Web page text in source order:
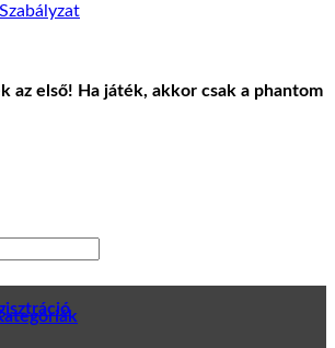
az első! Ha játék, akkor csak a phantom